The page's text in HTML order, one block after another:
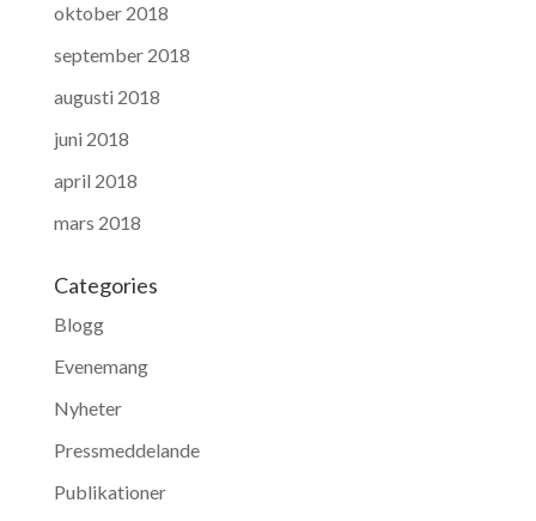
oktober 2018
september 2018
augusti 2018
juni 2018
april 2018
mars 2018
Categories
Blogg
Evenemang
Nyheter
Pressmeddelande
Publikationer